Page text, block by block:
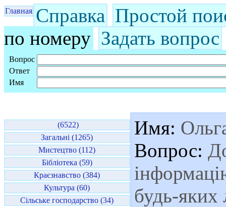
Главная Справка Простой
по номеру Задать вопрос
Вопрос
Ответ
Имя
(6522)
Загальні (1265)
Мистецтво (112)
Бібліотека (59)
Краєзнавство (384)
Культура (60)
Сільське господарство (34)
Имя:
Вопрос:
будь-яких